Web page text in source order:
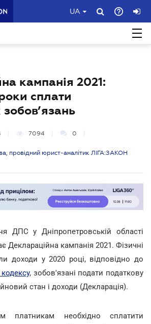
UA
кампанія 2021:
сплати
7094 0
провідний юрист-аналітик ЛІГА:ЗАКОН
ДПС у Дніпропетровській області
Деклараційна кампанія 2021. Фізичні
доходи у 2020 році, відповідно до
, зобов'язані подати податкову
стан і доходи (Декларація).
платникам необхідно сплатити